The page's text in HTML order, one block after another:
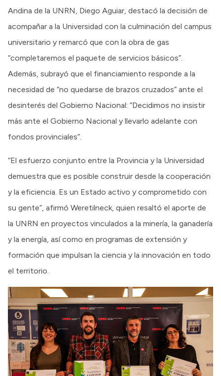
Andina de la UNRN, Diego Aguiar, destacó la decisión de
acompañar a la Universidad con la culminación del campus
universitario y remarcó que con la obra de gas
“completaremos el paquete de servicios básicos”.
Además, subrayó que el financiamiento responde a la
necesidad de “no quedarse de brazos cruzados” ante el
desinterés del Gobierno Nacional: “Decidimos no insistir
más ante el Gobierno Nacional y llevarlo adelante con
fondos provinciales”.
“El esfuerzo conjunto entre la Provincia y la Universidad
demuestra que es posible construir desde la cooperación
y la eficiencia. Es un Estado activo y comprometido con
su gente”, afirmó Weretilneck, quien resaltó el aporte de
la UNRN en proyectos vinculados a la minería, la ganadería
y la energía, así como en programas de extensión y
formación que impulsan la ciencia y la innovación en todo
el territorio.